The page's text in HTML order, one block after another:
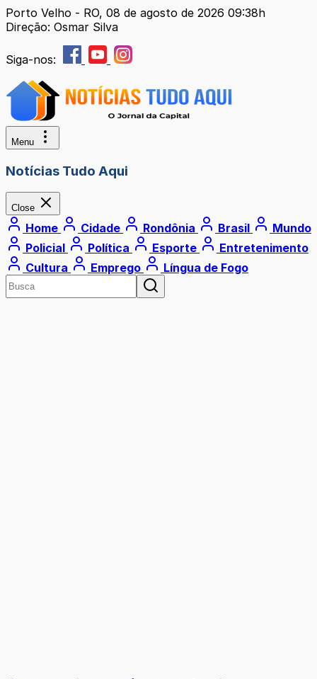
Porto Velho - RO, 08 de agosto de 2026 09:38h
Direção: Osmar Silva
Siga-nos:
Menu
Notícias Tudo Aqui
Close
Home Cidade Rondônia Brasil
Mundo
Policial
Política Esporte
Entretenimento
Cultura
Emprego Língua de Fogo